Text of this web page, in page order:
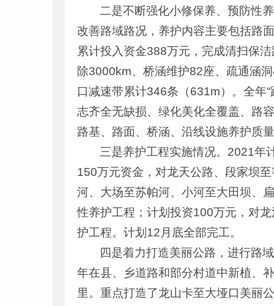
二是不断强化小修保养、预防性
改善路域路况，养护内容主要包括路
累计投入资金388万元，完成清扫保
除3000km、桥涵维护82座、疏通涵
口减速带累计346条（631m）。全年
志齐全无缺损、绿化美化全覆盖、路
路基、路面、桥涵、沿线设施养护质
三是养护工程实施情况。2021年
150万元资金，对龙天公路、段家坝
河、大场至苏帕河、小河至大田坝、
性养护工程；计划投资100万元，对
护工程。计划12月底全部完工。
四是着力打造美丽公路，进行路
年在县、乡道路和部分村道中新植、
里。重点打造了龙山卡至大垭口美丽